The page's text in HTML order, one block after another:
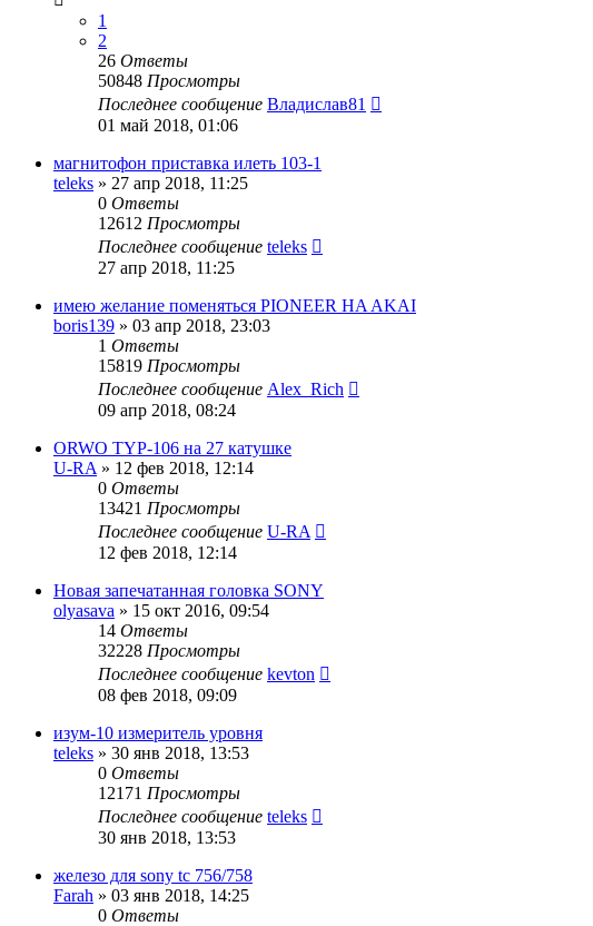
1
2
26 Ответы
50848 Просмотры
Последнее сообщение Владислав81
01 май 2018, 01:06
магнитофон приставка илеть 103-1
teleks » 27 апр 2018, 11:25
0 Ответы
12612 Просмотры
Последнее сообщение teleks
27 апр 2018, 11:25
имею желание поменяться PIONEER HA AKAI
boris139 » 03 апр 2018, 23:03
1 Ответы
15819 Просмотры
Последнее сообщение Alex_Rich
09 апр 2018, 08:24
ORWO TYP-106 на 27 катушке
U-RA » 12 фев 2018, 12:14
0 Ответы
13421 Просмотры
Последнее сообщение U-RA
12 фев 2018, 12:14
Новая запечатанная головка SONY
olyasava » 15 окт 2016, 09:54
14 Ответы
32228 Просмотры
Последнее сообщение kevton
08 фев 2018, 09:09
изум-10 измеритель уровня
teleks » 30 янв 2018, 13:53
0 Ответы
12171 Просмотры
Последнее сообщение teleks
30 янв 2018, 13:53
железо для sony tc 756/758
Farah » 03 янв 2018, 14:25
0 Ответы